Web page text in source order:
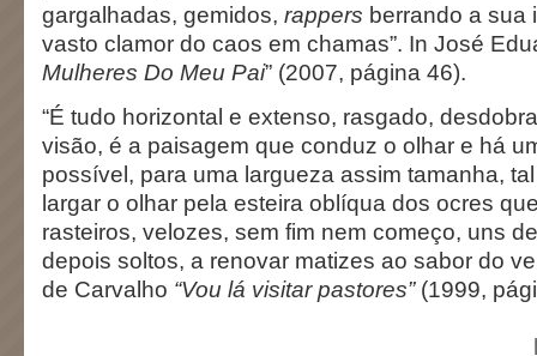
gargalhadas, gemidos, rappers berrando a sua
vasto clamor do caos em chamas”. In José
Mulheres Do Meu Pai” (2007, página 46).
“É tudo horizontal e extenso, rasgado,
visão, é a paisagem que conduz o olhar e há
possível, para uma largueza assim tamanha,
largar o olhar pela esteira oblíqua dos ocres
rasteiros, velozes, sem fim nem começo, uns
depois soltos, a renovar matizes ao sabor do
de Carvalho “Vou lá visitar pastores”(1999,